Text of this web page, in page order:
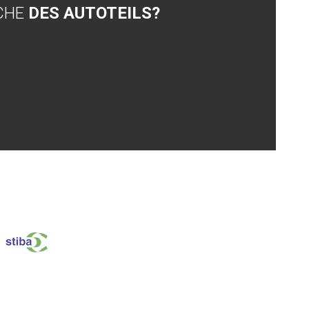
DES AUTOTEILS?